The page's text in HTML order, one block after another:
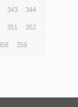
343 344
351 352
359